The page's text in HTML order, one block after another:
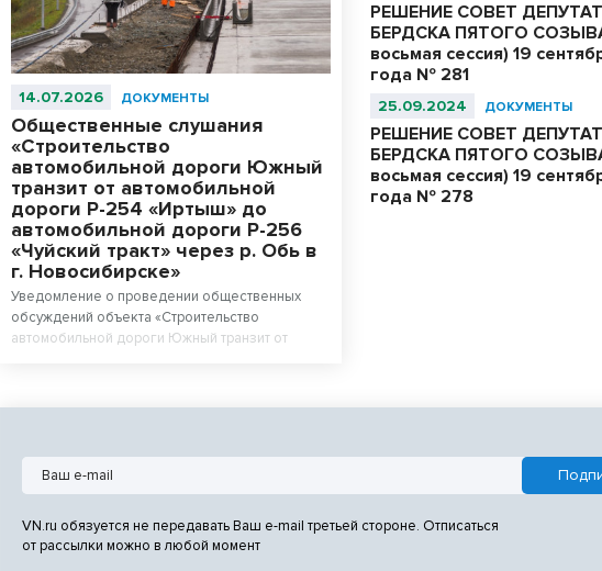
14.07.2026 ДОКУМЕНТЫ
Общественные слушания
«Строительство
автомобильной дороги Южный
транзит от автомобильной
дороги Р-254 «Иртыш» до
автомобильной дороги Р-256
«Чуйский тракт» через р. Обь в
г. Новосибирске»
Уведомление о проведении общественных
обсуждений объекта «Строительство
автомобильной дороги Южный транзит от
РЕШЕНИЕ СОВЕТ
БЕРДСКА ПЯТОГО
восьмая сессия) 19
года № 281
25.09.2024 ДОКУМЕНТЫ
РЕШЕНИЕ СОВЕТ
БЕРДСКА ПЯТОГО
восьмая сессия) 19
года № 278
VN.ru обязуется не передавать Ваш e-mail третьей стороне. Отписаться
от рассылки можно в любой момент